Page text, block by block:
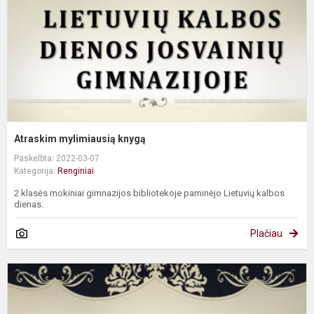
Atraskim mylimiausią knygą
Paskelbta: 2022-03-07
Kategorija: Renginiai
2 klasės mokiniai gimnazijos bibliotekoje paminėjo Lietuvių kalbos
dienas.
Plačiau